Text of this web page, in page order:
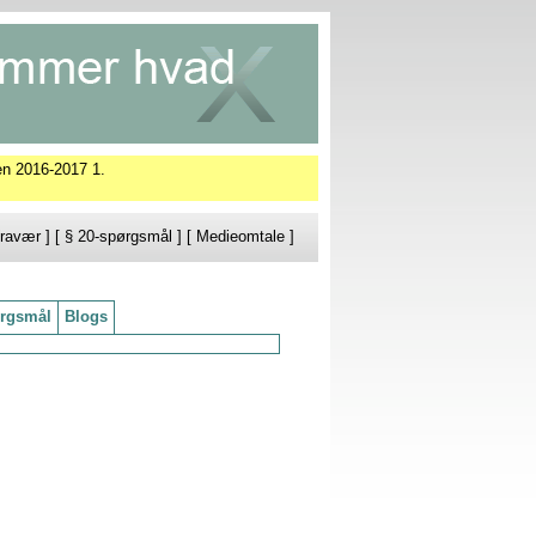
2016-2017 1.
] [ § 20-spørgsmål ] [ Medieomtale ]
Blogs